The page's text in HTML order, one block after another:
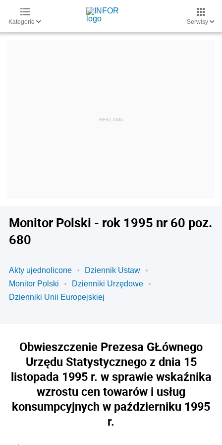
Kategorie Serwisy
Monitor Polski - rok 1995 nr 60 poz.
680
Akty ujednolicone
Dziennik Ustaw
Monitor Polski
Dzienniki Urzędowe
Dzienniki Unii Europejskiej
Obwieszczenie Prezesa GŁównego
Urzędu Statystycznego z dnia 15
listopada 1995 r. w sprawie wskaźnika
wzrostu cen towarów i usług
konsumpcyjnych w październiku 1995
r.